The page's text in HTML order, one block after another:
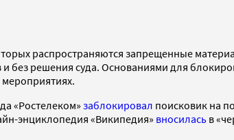
распространяются запрещенные
без решения суда. Основаниями для
«Ростелеком» заблокировал поисковик на
энциклопедия «Википедия» вносилась в